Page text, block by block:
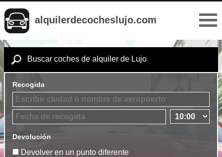
alquilerdecocheslujo.com
Buscar coches de alquiler de Lujo
Recogida
Devolución
Devolver en un punto diferente